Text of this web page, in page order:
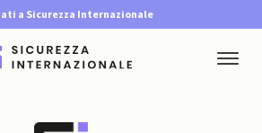
a Sicurezza Internazionale